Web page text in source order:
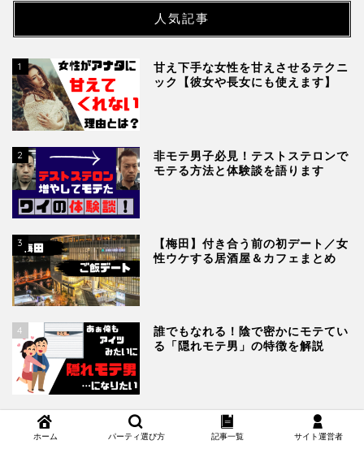
人気記事
1
甘え下手な女性を甘えさせるテクニ
ック【彼女や長女にも使えます】
2
非モテ男子必見！テストステロンで
モテる方法と体験談を語ります
3
【梅田】付き合う前の初デート／女
性ウケする居酒屋＆カフェまとめ
4
誰でもなれる！陰で密かにモテてい
る「隠れモテ男」の特徴を解説
婚活パーティーのプロフィールカー
ドの書き方｜コツをオトコンの例文
ホーム パーティ選び方 記事一覧 サイト運営者